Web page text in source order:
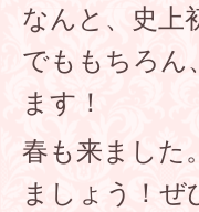
なんと、史上
でももちろん
ます！
春も来ました
ましょう！ぜ